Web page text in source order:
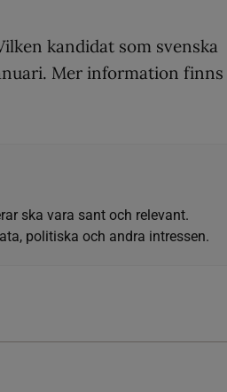
kandidat som svenska
Mer information finns
ska vara sant och relevant.
politiska och andra intressen.